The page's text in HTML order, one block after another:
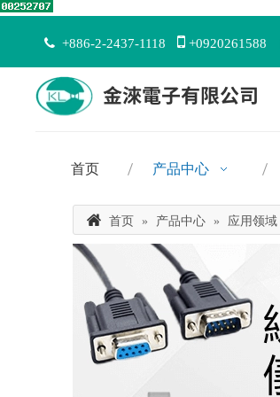
 +886-2-2437-1118  +0920261588
首页 产品中心
首页 » 产品中心 » 应用领域